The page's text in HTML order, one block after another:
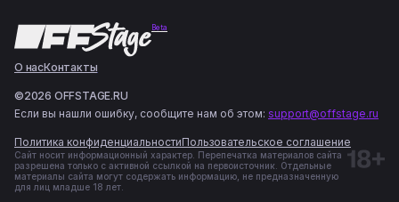
Beta
О насКонтакты
©2026 OFFSTAGE.RU
Если вы нашли ошибку, сообщите нам об этом: support@offstage.ru
Политика конфиденциальностиПользовательское соглашение
Сайт носит информационный характер. Перепечатка материалов сайта
разрешена только с активной ссылкой на первоисточник. Отдельные
материалы сайта могут содержать информацию, не предназначенную
для лиц младше 18 лет.